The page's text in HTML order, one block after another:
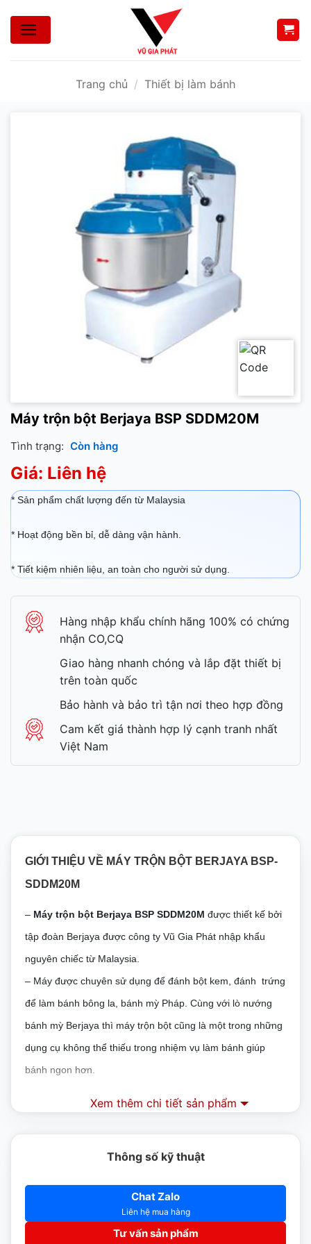
nội
Trang chủ / Thiết bị làm bánh
Máy trộn bột Berjaya BSP SDDM20M
Tình trạng: Còn hàng
Giá: Liên hệ
* Sản phẩm chất lượng đến từ Malaysia
* Hoạt động bền bỉ, dễ dàng vận hành.
* Tiết kiệm nhiên liệu, an toàn cho người sử dụng.
Hàng nhập khẩu chính hãng 100% có chứng
nhận CO,CQ
Giao hàng nhanh chóng và lắp đặt thiết bị
trên toàn quốc
Bảo hành và bảo trì tận nơi theo hợp đồng
Cam kết giá thành hợp lý cạnh tranh nhất
Việt Nam
GIỚI THIỆU VỀ MÁY TRỘN BỘT BERJAYA BSP-
SDDM20M
– Máy trộn bột Berjaya BSP SDDM20M được thiết kế bởi
tập đoàn Berjaya được công ty Vũ Gia Phát nhập khẩu
nguyên chiếc từ Malaysia.
– Máy được chuyên sử dụng để đánh bột kem, đánh trứng
để làm bánh bông la, bánh mỳ Pháp. Cùng với lò nướng
bánh mỳ Berjaya thì máy trộn bột cũng là một trong những
dụng cụ không thể thiếu trong nhiệm vụ làm bánh giúp
bánh ngon hơn.
* Cối chứa bột bằng loại thép không gỉ an toàn vệ sinh.
Máy có công suất cực lớn, hoạt động mạnh mẻ, bền bỉ
Xem thêm chi tiết sản phẩm
Thông số kỹ thuật
Chat Zalo
Liên hệ mua hàng
Tư vấn sản phẩm